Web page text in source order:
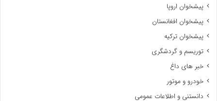
پیشخوان اروپا
پیشخوان افغانستان
پیشخوان ترکیه
توریسم و گردشگری
خبر های داغ
خودرو و موتور
دانستنی و اطلاعات عمومی